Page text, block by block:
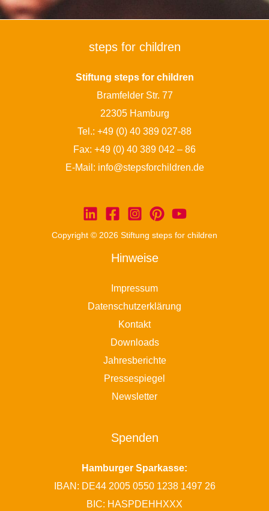
steps for children
Stiftung steps for children
Bramfelder Str. 77
22305 Hamburg
Tel.: +49 (0) 40 389 027-88
Fax: +49 (0) 40 389 042 – 86
E-Mail: info@stepsforchildren.de
Copyright © 2026 Stiftung steps for children
Hinweise
Impressum
Datenschutzerklärung
Kontakt
Downloads
Jahresberichte
Pressespiegel
Newsletter
Spenden
Hamburger Sparkasse:
IBAN: DE44 2005 0550 1238 1497 26
BIC: HASPDEHHXXX